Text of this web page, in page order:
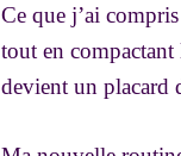
Ce que j’ai
tout en compactant
devient un placard